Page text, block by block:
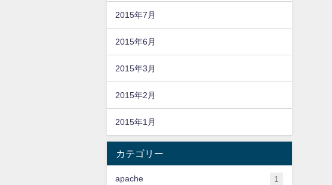
2015年7月
2015年6月
2015年3月
2015年2月
2015年1月
カテゴリー
apache 1